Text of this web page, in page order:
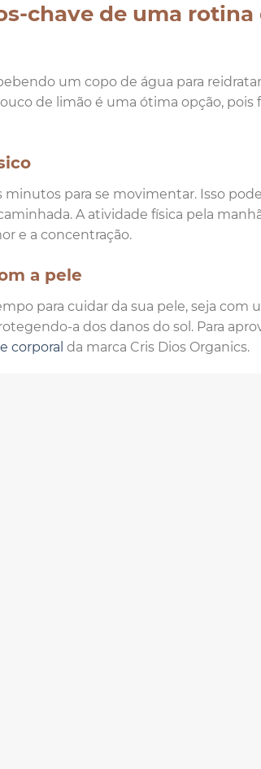
chave de uma
um copo de água para
de limão é uma ótima opção,
minutos para se movimentar. Isso
A atividade física pela
e a concentração.
a pele
para cuidar da sua pele, seja com
a dos danos do sol. Para
corporal da marca Cris Dios Organics.